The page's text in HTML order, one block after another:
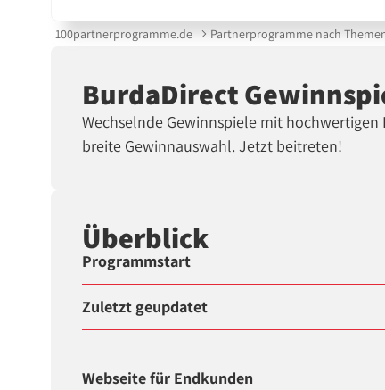
100partnerprogramme.de Partnerprogramme nach
BurdaDirect
Wechselnde Gewinnspiele mit
breite Gewinnauswahl. Jetzt beitreten!
Überblick
Programmstart
Zuletzt geupdatet
Webseite für Endkunden